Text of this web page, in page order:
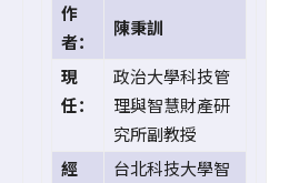
作
者：
陳秉訓
現
任：
政治大學科技管
理與智慧財產研
究所副教授
經
台北科技大學智